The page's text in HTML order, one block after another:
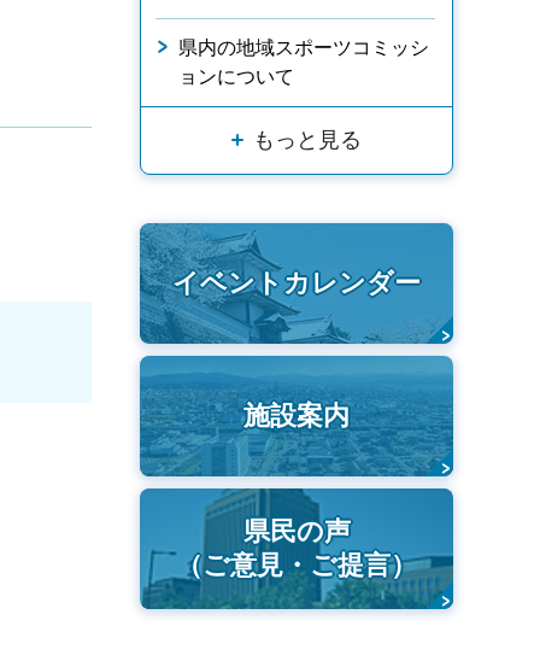
県内の地域スポーツコミッシ
ョンについて
もっと見る
イベントカレンダー
施設案内
県民の声
（ご意見・ご提言）